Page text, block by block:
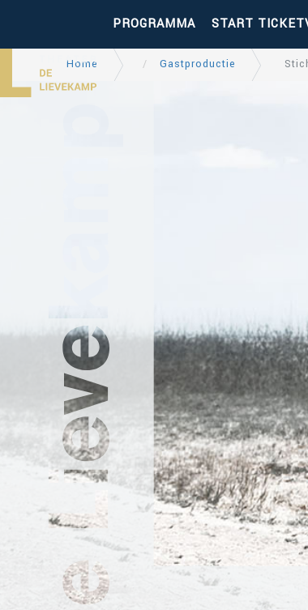
START
PROGRAMMA
Home Gastproductie